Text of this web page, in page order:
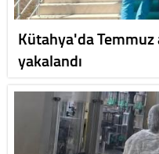
Kütahya'da Temmuz
yakalandı